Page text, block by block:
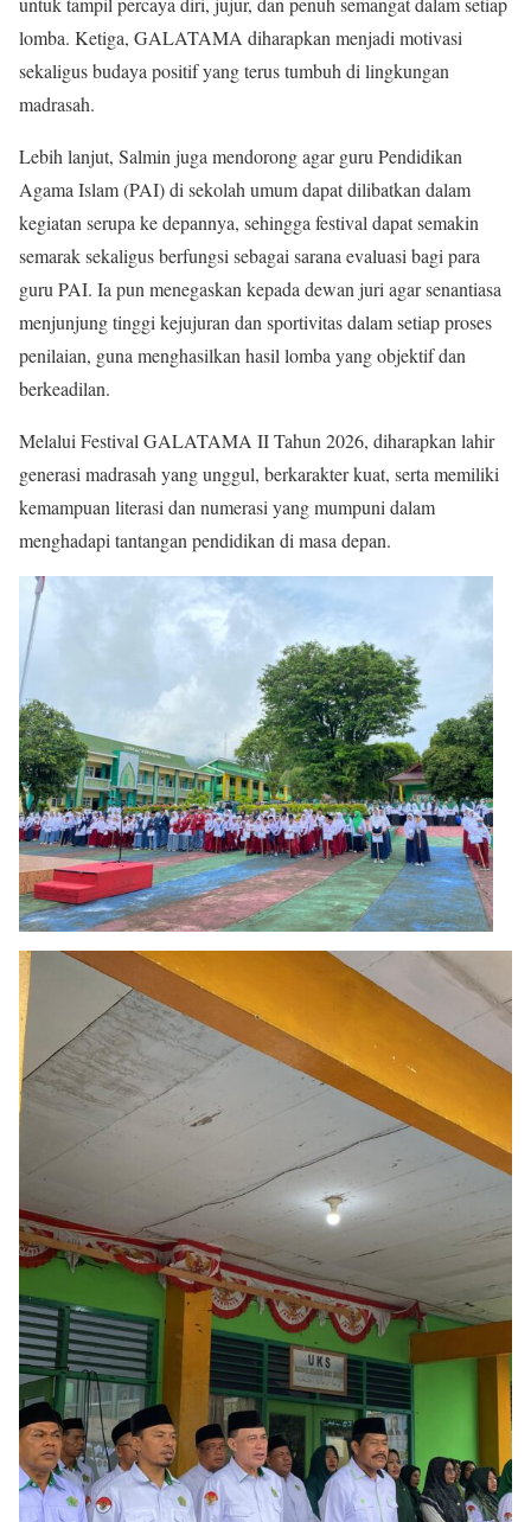
lomba. Ketiga, GALATAMA diharapkan menjadi motivasi
sekaligus budaya positif yang terus tumbuh di lingkungan
madrasah.
Lebih lanjut, Salmin juga mendorong agar guru Pendidikan
Agama Islam (PAI) di sekolah umum dapat dilibatkan dalam
kegiatan serupa ke depannya, sehingga festival dapat semakin
semarak sekaligus berfungsi sebagai sarana evaluasi bagi para
guru PAI. Ia pun menegaskan kepada dewan juri agar senantiasa
menjunjung tinggi kejujuran dan sportivitas dalam setiap proses
penilaian, guna menghasilkan hasil lomba yang objektif dan
berkeadilan.
Melalui Festival GALATAMA II Tahun 2026, diharapkan lahir
generasi madrasah yang unggul, berkarakter kuat, serta memiliki
kemampuan literasi dan numerasi yang mumpuni dalam
menghadapi tantangan pendidikan di masa depan.